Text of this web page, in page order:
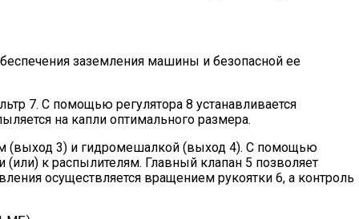
заземления машины и безопасной ее
7. С помощью регулятора 8 устанавливается
на капли оптимального размера.
(выход 3) и гидромешалкой (выход 4). С помощью
к распылителям. Главный клапан 5 позволяет
осуществляется вращением рукоятки 6, а контроль